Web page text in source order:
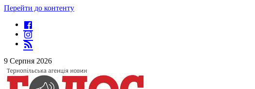
Перейти до контенту
9 Серпня 2026